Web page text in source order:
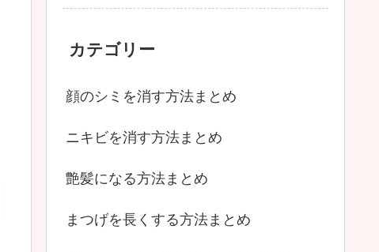
カテゴリー
顔のシミを消す方法まとめ
ニキビを消す方法まとめ
艶髪になる方法まとめ
まつげを長くする方法まとめ